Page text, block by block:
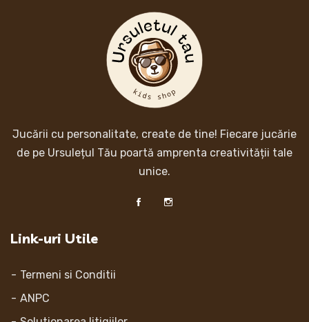
Jucării cu personalitate, create de tine! Fiecare jucărie
de pe Ursulețul Tău poartă amprenta creativității tale
unice.
Link-uri Utile
Termeni si Conditii
ANPC